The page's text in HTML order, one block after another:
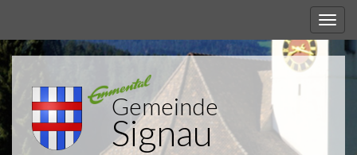
Gemeinde
Signau